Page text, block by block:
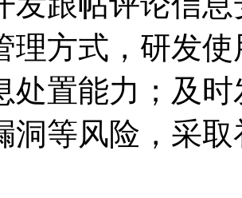
理方式，研发
处置能力；及
洞等风险，采